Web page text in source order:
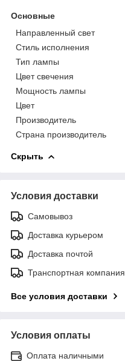
Основные
Направленный свет
Стиль исполнения
Тип лампы
Цвет свечения
Мощность лампы
Цвет
Производитель
Страна производитель
Скрыть
Условия доставки
Самовывоз
Доставка курьером
Доставка почтой
Транспортная компания
Все условия доставки
Условия оплаты
Оплата наличными